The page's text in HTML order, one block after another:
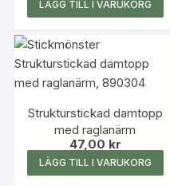
på
LÄGG TILL I VARUKORG
Strukturstickad damtopp
med raglanärm
47,00 kr
LÄGG TILL I VARUKORG